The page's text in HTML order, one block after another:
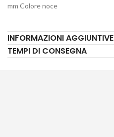
mm Colore noce
INFORMAZIONI AGGIUNTIVE
TEMPI DI CONSEGNA